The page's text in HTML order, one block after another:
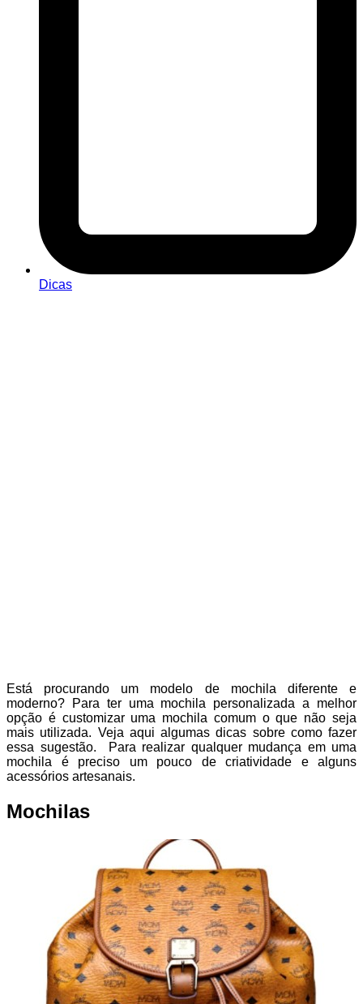
Dicas
Está procurando um modelo de mochila diferente e
moderno? Para ter uma mochila personalizada a melhor
opção é customizar uma mochila comum o que não seja
mais utilizada. Veja aqui algumas dicas sobre como fazer
essa sugestão. Para realizar qualquer mudança em uma
mochila é preciso um pouco de criatividade e alguns
acessórios artesanais.
Mochilas